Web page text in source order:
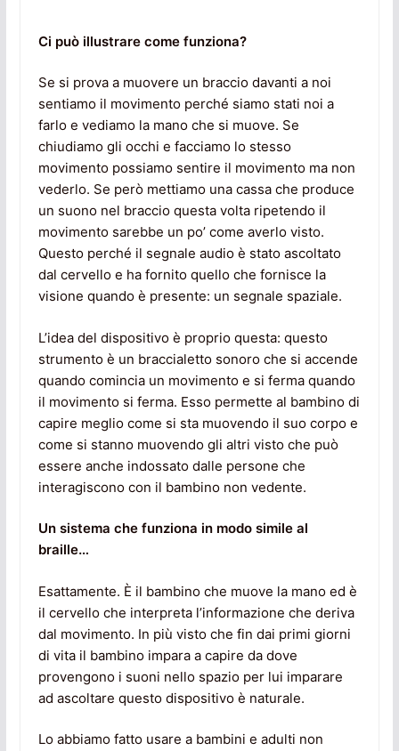
Ci può illustrare come funziona?
Se si prova a muovere un braccio davanti a noi
sentiamo il movimento perché siamo stati noi a
farlo e vediamo la mano che si muove. Se
chiudiamo gli occhi e facciamo lo stesso
movimento possiamo sentire il movimento ma non
vederlo. Se però mettiamo una cassa che produce
un suono nel braccio questa volta ripetendo il
movimento sarebbe un po’ come averlo visto.
Questo perché il segnale audio è stato ascoltato
dal cervello e ha fornito quello che fornisce la
visione quando è presente: un segnale spaziale.
L’idea del dispositivo è proprio questa: questo
strumento è un braccialetto sonoro che si accende
quando comincia un movimento e si ferma quando
il movimento si ferma. Esso permette al bambino di
capire meglio come si sta muovendo il suo corpo e
come si stanno muovendo gli altri visto che può
essere anche indossato dalle persone che
interagiscono con il bambino non vedente.
Un sistema che funziona in modo simile al
braille…
Esattamente. È il bambino che muove la mano ed è
il cervello che interpreta l’informazione che deriva
dal movimento. In più visto che fin dai primi giorni
di vita il bambino impara a capire da dove
provengono i suoni nello spazio per lui imparare
ad ascoltare questo dispositivo è naturale.
Lo abbiamo fatto usare a bambini e adulti non